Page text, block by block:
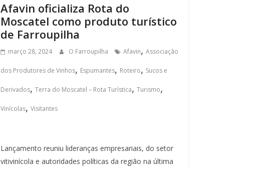
Afavin oficializa Rota do
Moscatel como produto turístico
de Farroupilha
março 28, 2024 O Farroupilha Afavin,Associação
dos Produtores de Vinhos, Espumantes, Roteiro, Sucos e
Derivados,Terra do Moscatel – Rota Turística,Turismo,
Vinícolas,Visitantes
Lançamento reuniu lideranças empresariais, do setor
vitivinícola e autoridades políticas da região na última